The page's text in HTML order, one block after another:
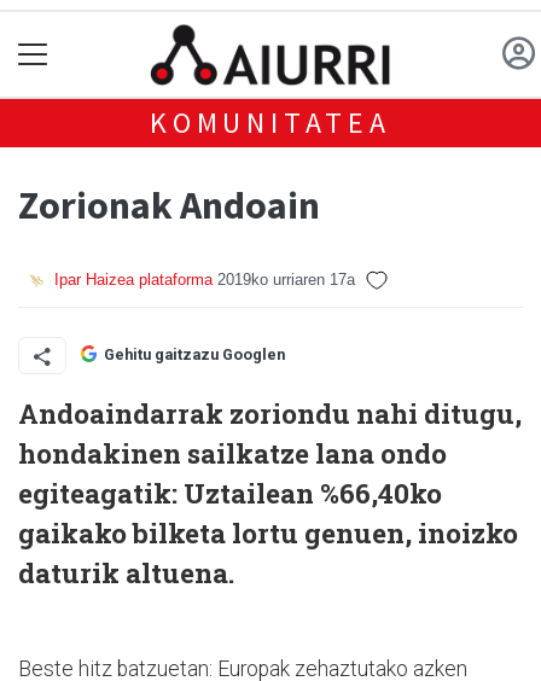
KOMUNITATEA
Zorionak Andoain
Ipar Haizea plataforma 2019ko urriaren 17a
Gehitu gaitzazu Googlen
Andoaindarrak zoriondu nahi ditugu,
hondakinen sailkatze lana ondo
egiteagatik: Uztailean %66,40ko
gaikako bilketa lortu genuen, inoizko
daturik altuena.
Beste hitz batzuetan: Europak zehaztutako azken